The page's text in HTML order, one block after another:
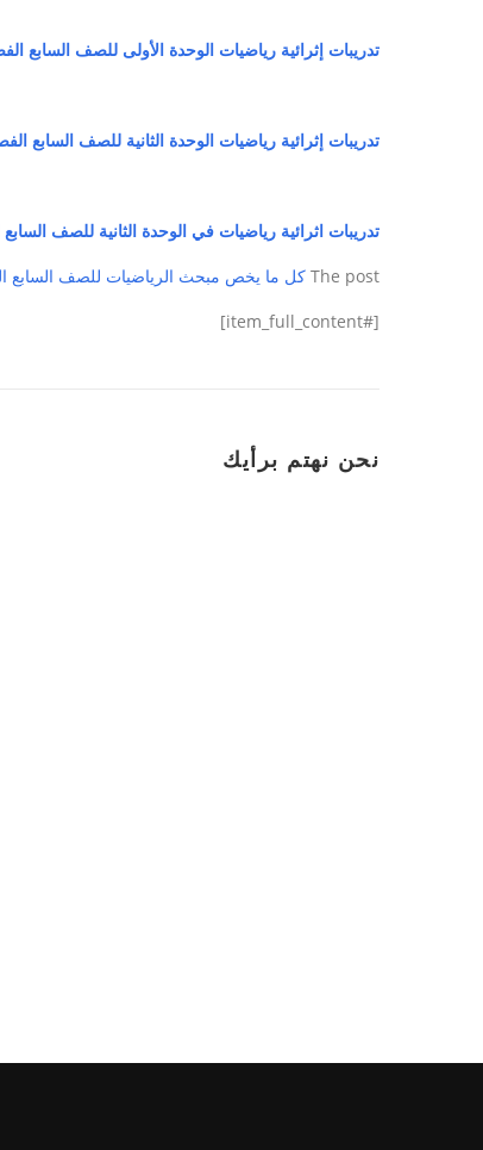
تدريبات إثرائية رياضيات الوحدة الأولى للصف السابع
تدريبات إثرائية رياضيات الوحدة الثانية للصف السابع
تدريبات اثرائية رياضيات في الوحدة الثانية للصف
The post كل ما يخص مبحث الرياضيات للصف السابع
[#item_full_content]
نحن نهتم برأيك